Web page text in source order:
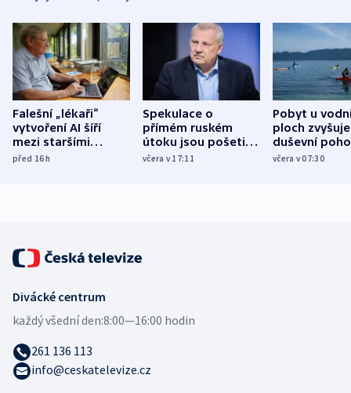
Falešní „lékaři“
vytvoření AI šíří
mezi staršími
Poláky nebezpečné
před 16h
Spekulace o
přímém ruském
útoku jsou pošetilé,
míní estonský
včera v 17:11
Pobyt u
ploch zvyšuje
duševní
ukázala
včera v 07:30
Divácké centrum
každý všední den:8:00—16:00 hodin
261 136 113
info@ceskatelevize.cz